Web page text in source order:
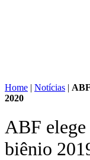
Home | Notícias |
2020
ABF
biênio